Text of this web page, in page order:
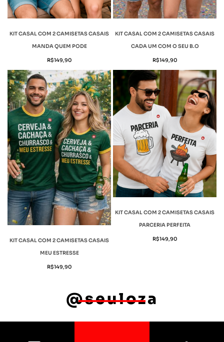
KIT CASAL COM 2 CAMISETAS CASAIS
MANDA QUEM PODE
R$149,90
KIT CASAL COM 2 CAMISETAS CASAIS
CADA UM COM O SEU B.O
R$149,90
KIT CASAL COM 2 CAMISETAS CASAIS
MEU ESTRESSE
R$149,90
KIT CASAL COM 2 CAMISETAS CASAIS
PARCERIA PERFEITA
R$149,90
@seuloza